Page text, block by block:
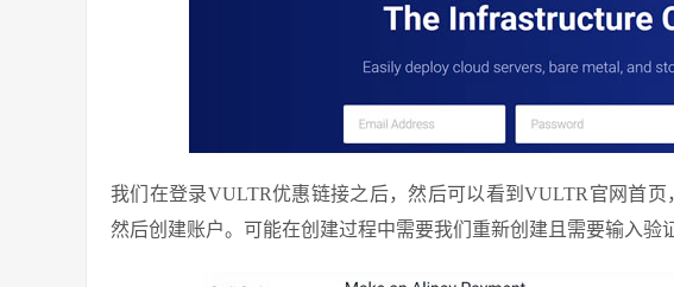
我们在登录VULTR优惠链接之后，然后可以看到VULTR官网首页
然后创建账户。可能在创建过程中需要我们重新创建且需要输入验